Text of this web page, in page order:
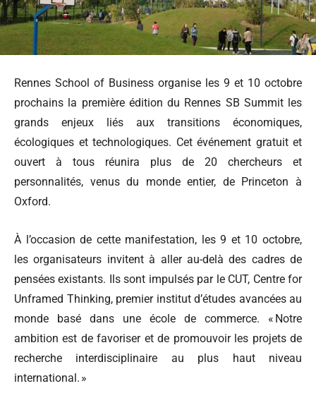
Rennes School of Business organise les 9 et 10 octobre
prochains la première édition du Rennes SB Summit les
grands enjeux liés aux transitions économiques,
écologiques et technologiques. Cet événement gratuit et
ouvert à tous réunira plus de 20 chercheurs et
personnalités, venus du monde entier, de Princeton à
Oxford.
À l’occasion de cette manifestation, les 9 et 10 octobre,
les organisateurs invitent à aller au-delà des cadres de
pensées existants. Ils sont impulsés par le CUT, Centre for
Unframed Thinking, premier institut d’études avancées au
monde basé dans une école de commerce. « Notre
ambition est de favoriser et de promouvoir les projets de
recherche interdisciplinaire au plus haut niveau
international. »